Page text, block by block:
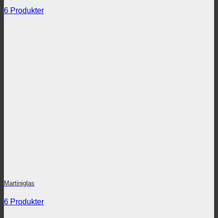
6 Produkter
Martiniglas
6 Produkter